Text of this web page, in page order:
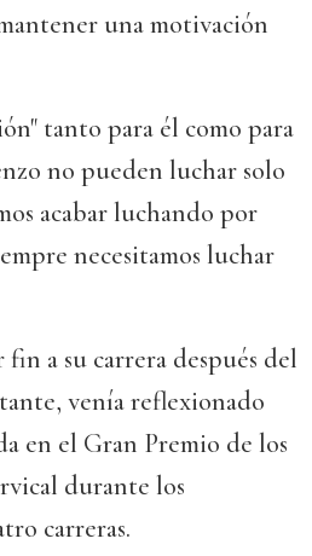
una motivación
tanto para él como para
no pueden luchar solo
acabar luchando por
necesitamos luchar
a su carrera después del
venía reflexionado
en el Gran Premio de los
durante los
carreras.